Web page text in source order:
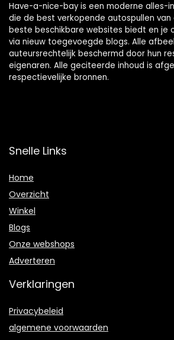
Have-a-nice-bay is een moderne alles-
die de best verkopende autospullen
beste beschikbare websites biedt en je
via nieuw toegevoegde blogs. Alle
auteursrechtelijk beschermd door hun
eigenaren. Alle geciteerde inhoud is
respectievelijke bronnen.
Snelle Links
Home
Overzicht
Winkel
Blogs
Onze webshops
Adverteren
Verklaringen
Privacybeleid
algemene voorwaarden